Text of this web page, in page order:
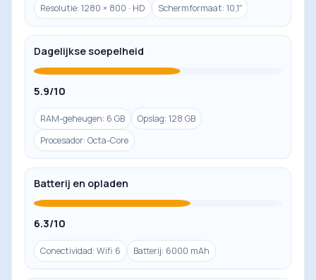
Resolutie: 1280 × 800 · HD Schermformaat: 10,1″
Dagelijkse soepelheid
5.9/10
RAM-geheugen: 6 GB
Opslag: 128 GB
Procesador: Octa-Core
Batterij en opladen
6.3/10
Conectividad: Wifi 6 Batterij: 6000 mAh